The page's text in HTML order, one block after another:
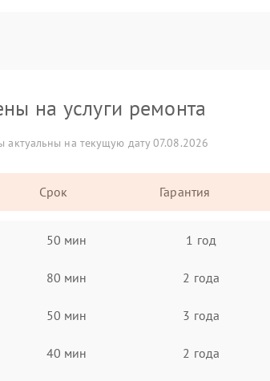
на услуги ремонта
актуальны на текущую дату 07.08.2026
Срок Гарантия
50 мин 1 год
80 мин 2 года
50 мин 3 года
40 мин 2 года